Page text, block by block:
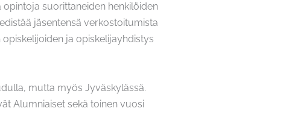
suorittaneiden henkilöiden
jäsentensä verkostoitumista
opiskelijoiden ja opiskelijayhdistys
mutta myös Jyväskylässä.
Alumniaiset sekä toinen vuosi